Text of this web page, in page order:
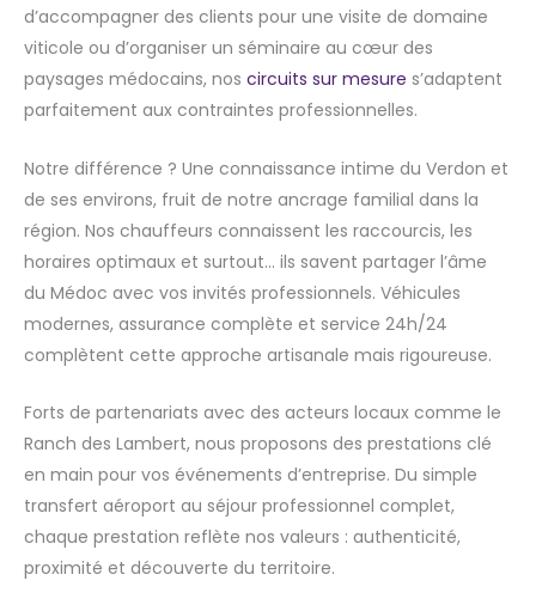
d’accompagner des clients pour une visite de domaine
viticole ou d’organiser un séminaire au cœur des
paysages médocains, nos circuits sur mesure s’adaptent
parfaitement aux contraintes professionnelles.
Notre différence ? Une connaissance intime du Verdon et
de ses environs, fruit de notre ancrage familial dans la
région. Nos chauffeurs connaissent les raccourcis, les
horaires optimaux et surtout… ils savent partager l’âme
du Médoc avec vos invités professionnels. Véhicules
modernes, assurance complète et service 24h/24
complètent cette approche artisanale mais rigoureuse.
Forts de partenariats avec des acteurs locaux comme le
Ranch des Lambert, nous proposons des prestations clé
en main pour vos événements d’entreprise. Du simple
transfert aéroport au séjour professionnel complet,
chaque prestation reflète nos valeurs : authenticité,
proximité et découverte du territoire.